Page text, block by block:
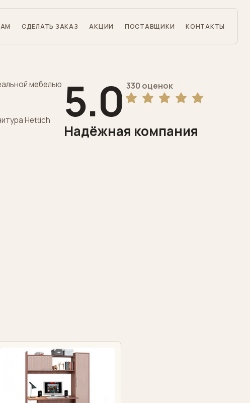
СДЕЛАТЬ ЗАКАЗ АКЦИИ ПОСТАВЩИКИ КОНТАКТЫ
мебелью
Hettich
5.0 330 оценок
Надёжная компания